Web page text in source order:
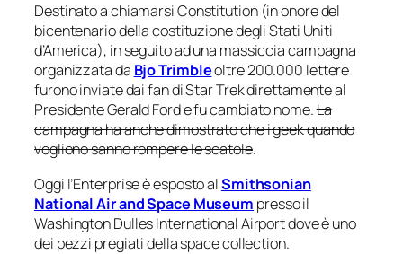
Destinato a chiamarsiConstitution(in onore del
bicentenario della costituzione degli Stati Uniti
d’America), in seguito ad una massiccia campagna
organizzata da Bjo Trimbleoltre 200.000 lettere
furono inviate dai fan di Star Trek direttamente al
Presidente Gerald Ford e fu cambiato nome.La
campagna ha anche dimostrato che i geek quando
vogliono sanno rompere le scatole.
Oggi l’Enterpriseè esposto alSmithsonian
National Air and Space Museum presso il
Washington Dulles International Airport dove è uno
dei pezzi pregiati della space collection.